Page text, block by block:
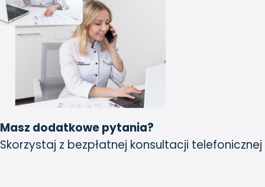
Masz dodatkowe pytania?
Skorzystaj z bezpłatnej konsultacji telefonicznej